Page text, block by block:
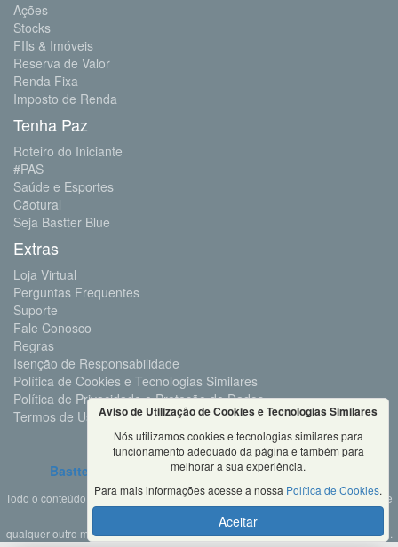
Ações
Stocks
FIIs & Imóveis
Reserva de Valor
Renda Fixa
Imposto de Renda
Tenha Paz
Roteiro do Iniciante
#PAS
Saúde e Esportes
Cãotural
Seja Bastter Blue
Extras
Loja Virtual
Perguntas Frequentes
Suporte
Fale Conosco
Regras
Isenção de Responsabilidade
Política de Cookies e Tecnologias Similares
Política de Privacidade e Proteção de Dados
Termos de Uso
Bastter.com 2001 ©Todos os Direitos Reservados
Todo o conteúdo deste site é propriedade da Bastter.com, sendo expressamente
proibido o seu uso em sites, videos, cursos ou
qualquer outro meio de comunicação sem autorização expressa do proprietário.
Aviso de Utilização de Cookies e Tecnologias Similares
Nós utilizamos cookies e tecnologias similares para
funcionamento adequado da página e também para
melhorar a sua experiência.
Para mais informações acesse a nossa Política de Cookies.
Aceitar